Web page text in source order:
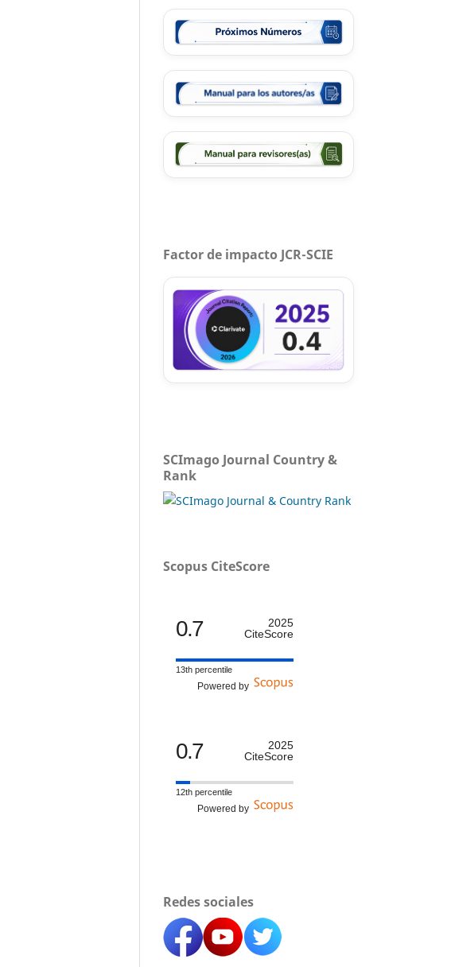
Factor de impacto JCR-SCIE
SCImago Journal Country &
Rank
Scopus CiteScore
0.7
2025
CiteScore
13th percentile
Powered by
0.7
2025
CiteScore
12th percentile
Powered by
Redes sociales